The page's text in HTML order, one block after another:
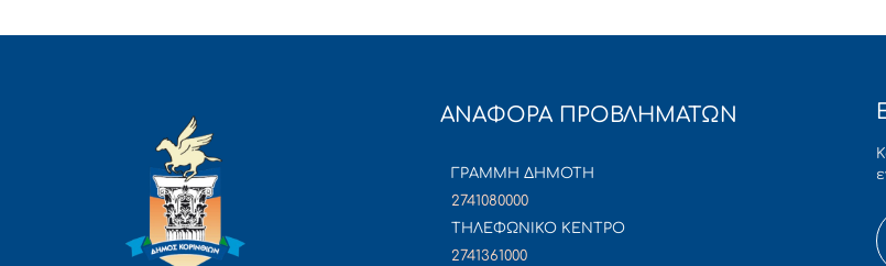
ΑΝΑΦΟΡΑ ΠΡΟΒΛΗΜΑΤΩΝ
ΓΡΑΜΜΗ ΔΗΜΟΤΗ
2741080000
ΤΗΛΕΦΩΝΙΚΟ ΚΕΝΤΡΟ
2741361000